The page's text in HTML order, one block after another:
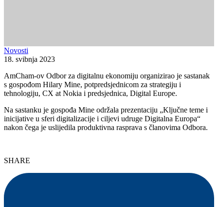
Novosti
18. svibnja 2023
AmCham-ov Odbor za digitalnu ekonomiju organizirao je sastanak
s gospođom Hilary Mine, potpredsjednicom za strategiju i
tehnologiju, CX at Nokia i predsjednica, Digital Europe.
Na sastanku je gospođa Mine održala prezentaciju „Ključne teme i
inicijative u sferi digitalizacije i ciljevi udruge Digitalna Europa“
nakon čega je uslijedila produktivna rasprava s članovima Odbora.
SHARE